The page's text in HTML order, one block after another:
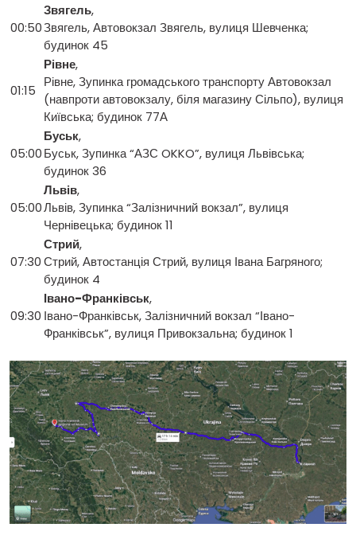
00:50
Звягель,
Звягель, Автовокзал Звягель, вулиця Шевченка;
будинок 45
01:15
Рівне,
Рівне, Зупинка громадського транспорту Автовокзал
(навпроти автовокзалу, біля магазину Сільпо), вулиця
Київська; будинок 77А
05:00
Буськ,
Буськ, Зупинка “АЗС OKKO”, вулиця Львівська;
будинок 36
05:00
Львів,
Львів, Зупинка “Залізничний вокзал”, вулиця
Чернівецька; будинок 11
07:30
Стрий,
Стрий, Автостанція Стрий, вулиця Івана Багряного;
будинок 4
09:30
Івано-Франківськ,
Івано-Франківськ, Залізничний вокзал “Івано-
Франківськ”, вулиця Привокзальна; будинок 1